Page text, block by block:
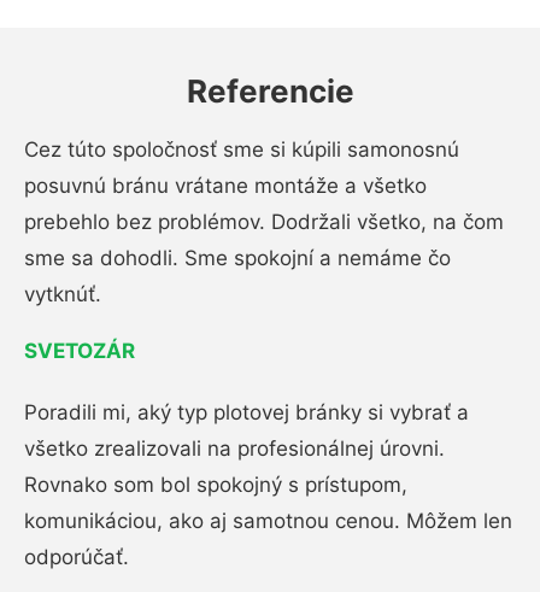
Referencie
Cez túto spoločnosť sme si kúpili samonosnú
posuvnú bránu vrátane montáže a všetko
prebehlo bez problémov. Dodržali všetko, na čom
sme sa dohodli. Sme spokojní a nemáme čo
vytknúť.
SVETOZÁR
Poradili mi, aký typ plotovej bránky si vybrať a
všetko zrealizovali na profesionálnej úrovni.
Rovnako som bol spokojný s prístupom,
komunikáciou, ako aj samotnou cenou. Môžem len
odporúčať.